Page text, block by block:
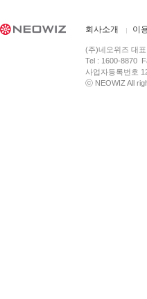
회사소개 이
(주)네오위즈 대
Tel : 1600-8870
사업자등록번호
ⓒ NEOWIZ All